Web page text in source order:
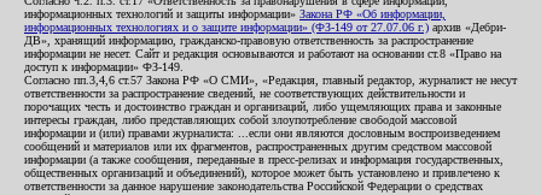
информационных технологий и защиты информации» Закона РФ «Об информации,
информационных технологиях и о защите информации» (ФЗ-149 от 27.07.06 г.) архив «Дебри-
ДВ», хранящий информацию, гражданско-правовую ответственность за распространение
информации не несет. Сайт и редакция основываются и работают на основании ст.8 «Право на
доступ к информации» ФЗ-149.
Согласно пп.3,4,6 ст.57 Закона РФ «О СМИ», «Редакция, главный редактор, журналист не несут
ответственности за распространение сведений, не соответствующих действительности и
порочащих честь и достоинство граждан и организаций, либо ущемляющих права и законные
интересы граждан, либо представляющих собой злоупотребление свободой массовой
информации и (или) правами журналиста: ...если они являются дословным воспроизведением
сообщений и материалов или их фрагментов, распространенных другим средством массовой
информации (а также сообщения, переданные в пресс-релизах и информация государственных,
общественных организаций и объединений), которое может быть установлено и привлечено к
ответственности за данное нарушение законодательства Российской Федерации о средствах